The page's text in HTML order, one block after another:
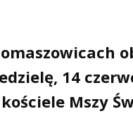
14
Mszy